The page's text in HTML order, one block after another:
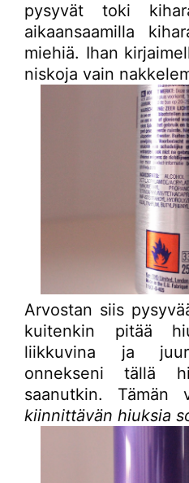
pysyvät toki
aikaansaamilla
miehiä. Ihan
niskoja vain
Arvostan siis
kuitenkin pitää
liikkuvina ja
onnekseni tällä
saanutkin. Tämän
kiinnittävän hiuksia